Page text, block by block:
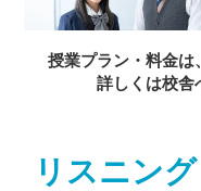
授業プラン・料金は
詳しくは校舎
リスニン